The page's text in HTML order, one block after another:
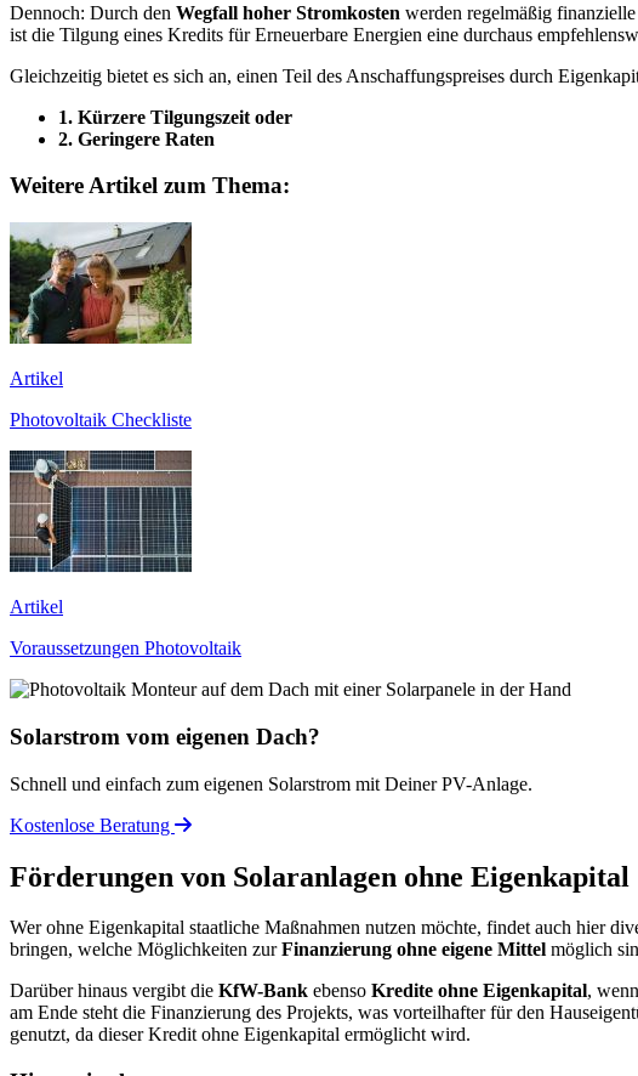
Dennoch: Durch den Wegfall hoher Stromkosten werden regelmäßig
ist die Tilgung eines Kredits für Erneuerbare Energien eine durchaus
Gleichzeitig bietet es sich an, einen Teil des Anschaffungspreises durch
1. Kürzere Tilgungszeit oder
2. Geringere Raten
Weitere Artikel zum Thema:
Artikel
Photovoltaik Checkliste
Artikel
Voraussetzungen Photovoltaik
Solarstrom vom eigenen Dach?
Schnell und einfach zum eigenen Solarstrom mit Deiner PV-Anlage.
Kostenlose Beratung
Förderungen von Solaranlagen ohne Eigenkapital
Wer ohne Eigenkapital staatliche Maßnahmen nutzen möchte, findet auch hier
bringen, welche Möglichkeiten zurFinanzierung ohne eigene Mittel möglich
Darüber hinaus vergibt die KfW-Bank ebenso Kredite ohne Eigenkapital,
am Ende steht die Finanzierung des Projekts, was vorteilhafter für den
genutzt, da dieser Kredit ohne Eigenkapital ermöglicht wird.